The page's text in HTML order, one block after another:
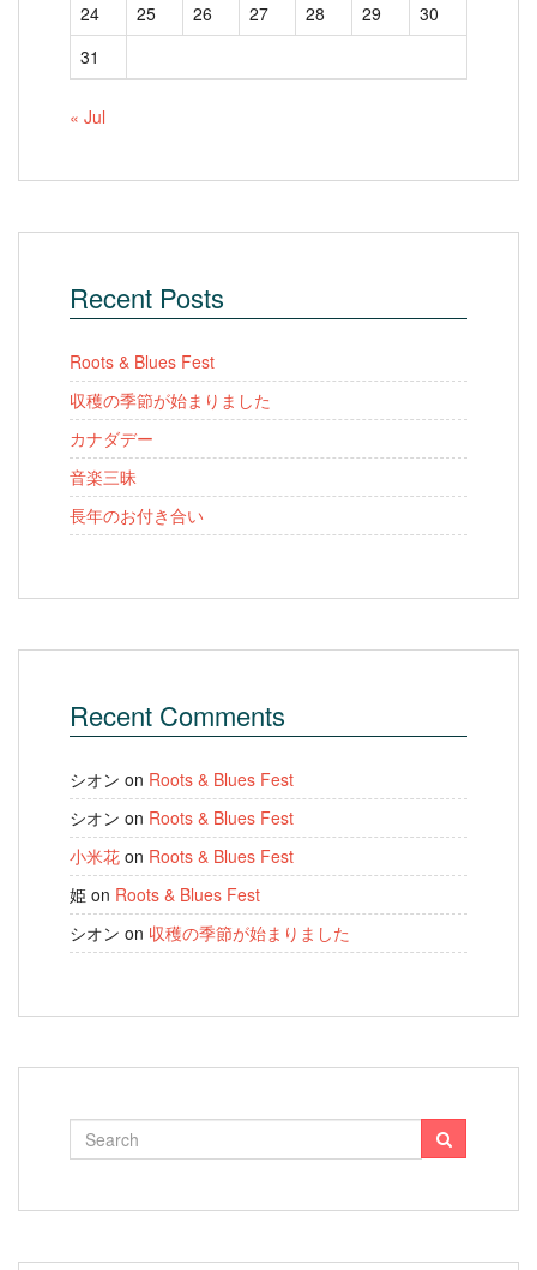
24
25 26 27 28 29
30
31
« Jul
Recent Posts
Roots & Blues Fest
収穫の季節が始まりました
カナダデー
音楽三昧
長年のお付き合い
Recent Comments
シオン on Roots & Blues Fest
シオン on Roots & Blues Fest
小米花 on Roots & Blues Fest
姫 on Roots & Blues Fest
シオン on 収穫の季節が始まりました